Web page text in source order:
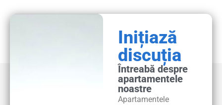
Inițiază
discuția
Întreabă despre
apartamentele
noastre
Apartamentele